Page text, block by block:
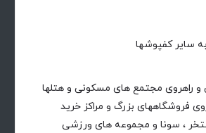
سایر کفپوشها
و راهروی مجتمع های مسکونی و هتلها
فروشگاههای بزرگ و مراکز خرید
، سونا و مجموعه های ورزشی